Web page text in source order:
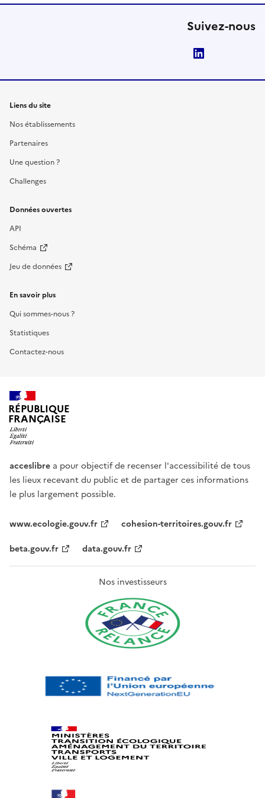
Suivez-nous
Liens du site
Nos établissements
Partenaires
Une question ?
Challenges
Données ouvertes
API
Schéma
Jeu de données
En savoir plus
Qui sommes-nous ?
Statistiques
Contactez-nous
RÉPUBLIQUE
FRANÇAISE
acceslibre a pour objectif de recenser l'accessibilité de tous
les lieux recevant du public et de partager ces informations
le plus largement possible.
www.ecologie.gouv.fr
cohesion-territoires.gouv.fr
beta.gouv.fr
data.gouv.fr
Nos investisseurs